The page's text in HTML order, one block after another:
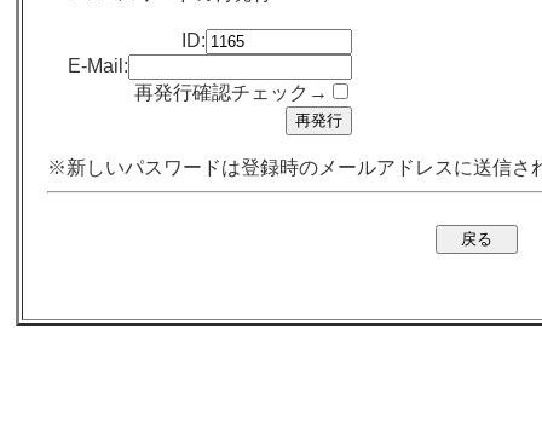
ID:
E-Mail:
再発行確認チェック→
※新しいパスワードは登録時のメールアドレスに送信さ